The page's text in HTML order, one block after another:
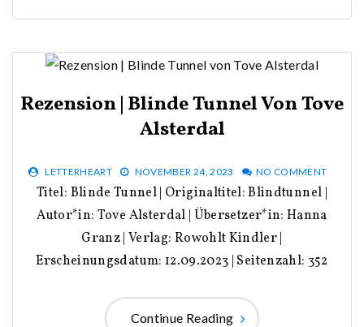
Rezension | Blinde Tunnel Von Tove
Alsterdal
LETTERHEART NOVEMBER 24, 2023 NO COMMENT
Titel: Blinde Tunnel | Originaltitel: Blindtunnel |
Autor*in: Tove Alsterdal | Übersetzer*in: Hanna
Granz | Verlag: Rowohlt Kindler |
Erscheinungsdatum: 12.09.2023 | Seitenzahl: 352
Continue Reading